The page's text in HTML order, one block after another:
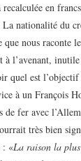
en
nationalité du
nous raconte
à l’avenant,
quel est
à un François
de fer avec
très bien
: «La raison la